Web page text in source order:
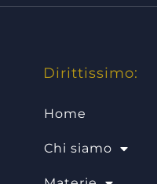
Dirittissimo:
Home
Chi siamo